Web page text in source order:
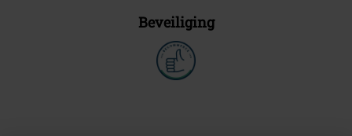
Beveiliging